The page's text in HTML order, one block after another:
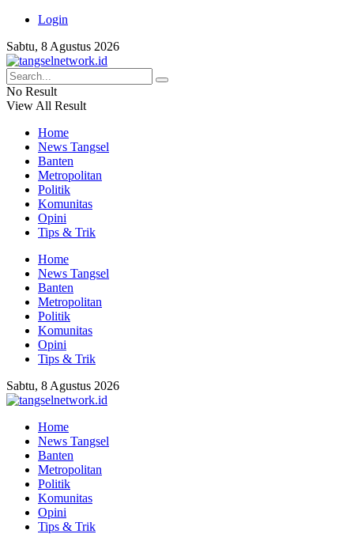
Login
Sabtu, 8 Agustus 2026
No Result
View All Result
Home
News Tangsel
Banten
Metropolitan
Politik
Komunitas
Opini
Tips & Trik
Home
News Tangsel
Banten
Metropolitan
Politik
Komunitas
Opini
Tips & Trik
Sabtu, 8 Agustus 2026
Home
News Tangsel
Banten
Metropolitan
Politik
Komunitas
Opini
Tips & Trik